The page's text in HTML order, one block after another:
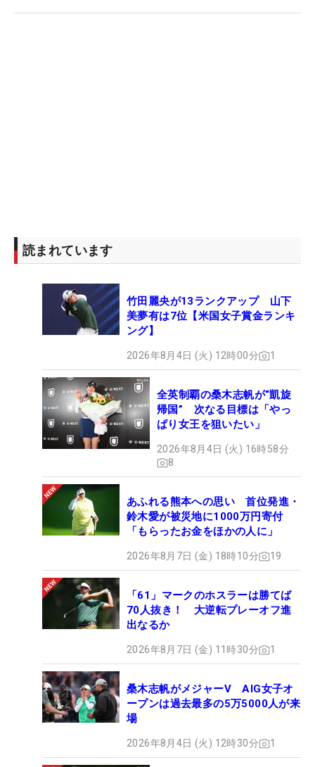
読まれています
竹田麗央が13ランクアップ 山下
美夢有は7位【米国女子賞金ランキ
ング】
2026年8月4日 (火) 12時00分 1
全英制覇の桑木志帆が“凱旋
帰国” 次なる目標は「やっ
ぱり女王を狙いたい」
2026年8月4日 (火) 16時58分
8
あふれる熊本への思い 首位発進・
鈴木愛が被災地に1000万円寄付
「もらったお金をほかの人に」
2026年8月7日 (金) 18時10分 19
「61」マークのホスラーは勝てば
70人抜き！ 大逆転プレーオフ進
出なるか
2026年8月7日 (金) 11時30分 1
桑木志帆がメジャーV AIG女子オ
ープンは過去最多の5万5000人が来
場
2026年8月4日 (火) 12時30分 1